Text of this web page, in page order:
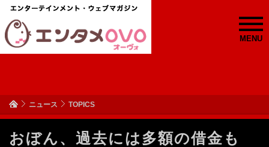
MENU
ニュース TOPICS
おぼん、過去には多額の借金も